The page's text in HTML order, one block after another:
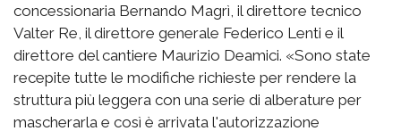
concessionaria Bernando Magrì, il direttore tecnico
Valter Re, il direttore generale Federico Lenti e il
direttore del cantiere Maurizio Deamici. «Sono state
recepite tutte le modifiche richieste per rendere la
struttura più leggera con una serie di alberature per
mascherarla e così è arrivata l'autorizzazione